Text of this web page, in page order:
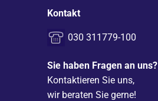
Kontakt
030 311779-100
Sie haben Fragen an uns?
Kontaktieren Sie uns,
wir beraten Sie gerne!